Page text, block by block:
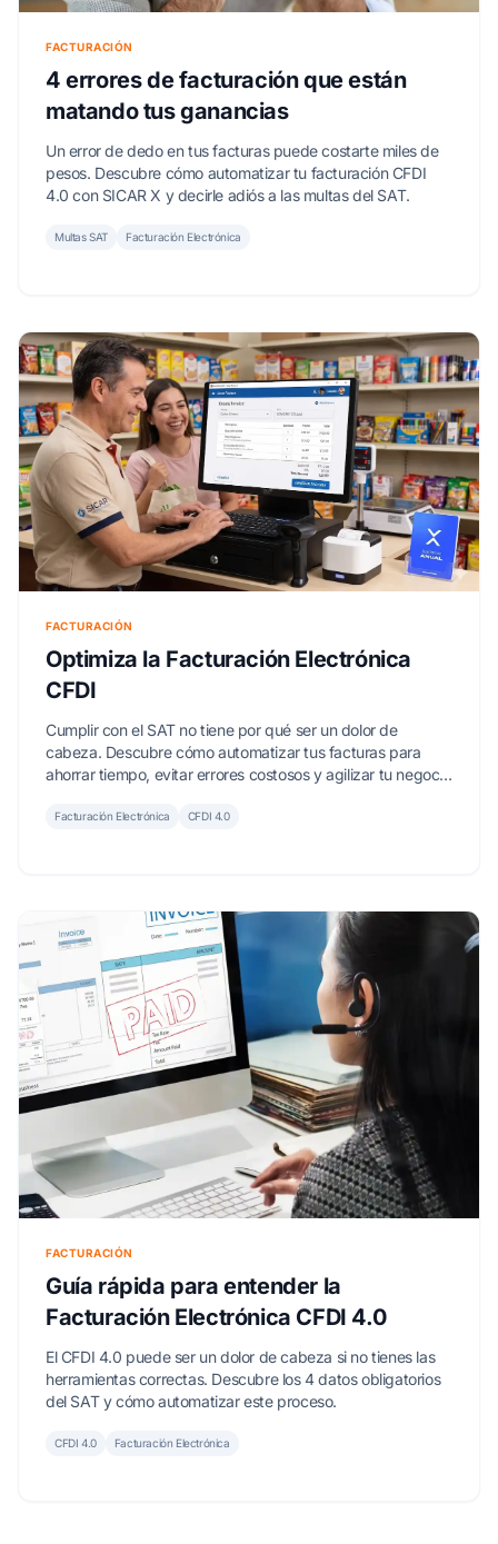
FACTURACIÓN
4 errores de facturación que están
matando tus ganancias
Un error de dedo en tus facturas puede costarte miles de
pesos. Descubre cómo automatizar tu facturación CFDI
4.0 con SICAR X y decirle adiós a las multas del SAT.
Multas SAT Facturación Electrónica
FACTURACIÓN
Optimiza la Facturación Electrónica
CFDI
Cumplir con el SAT no tiene por qué ser un dolor de
cabeza. Descubre cómo automatizar tus facturas para
ahorrar tiempo, evitar errores costosos y agilizar tu negocio
Facturación Electrónica CFDI 4.0
FACTURACIÓN
Guía rápida para entender la
Facturación Electrónica CFDI 4.0
El CFDI 4.0 puede ser un dolor de cabeza si no tienes las
herramientas correctas. Descubre los 4 datos obligatorios
del SAT y cómo automatizar este proceso.
CFDI 4.0 Facturación Electrónica